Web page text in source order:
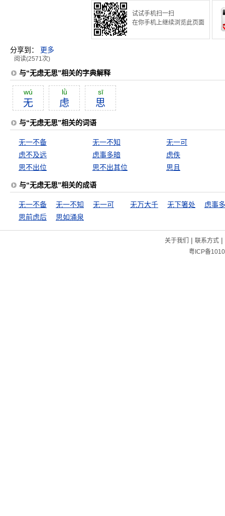
试试手机扫一扫
在你手机上继续浏览此页面
分享到： 更多
阅读(2571次)
与“无虑无思”相关的字典解释
wú
无
lǜ
虑
sī
思
与“无虑无思”相关的词语
无一不备 无一不知
无一可
虑不及远
虑事多暗
虑佚
思不出位
思不出其位 思且
与“无虑无思”相关的成语
无一不备 无一不知 无一可 无万大千 无下箸处
虑事
思前虑后
思如涌泉
关于我们 | 联系方式|
粤ICP备